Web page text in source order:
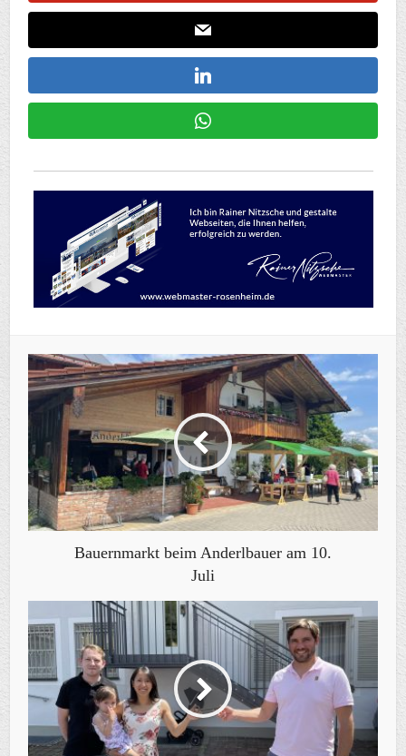
Bauernmarkt beim Anderlbauer am 10.
Juli